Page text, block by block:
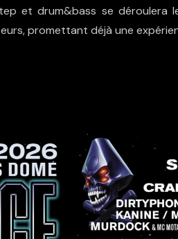
et drum&bass se déroulera
promettant déjà une